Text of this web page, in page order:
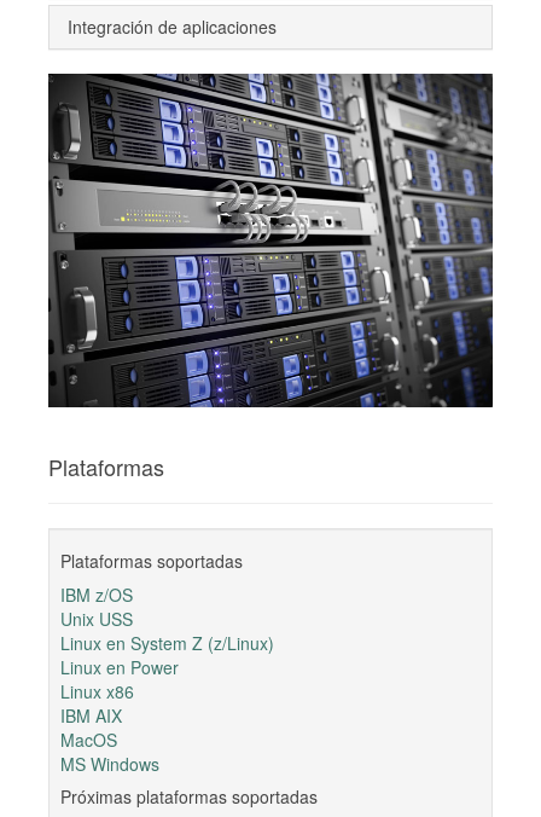
Integración de aplicaciones
Plataformas
Plataformas soportadas
IBM z/OS
Unix USS
Linux en System Z (z/Linux)
Linux en Power
Linux x86
IBM AIX
MacOS
MS Windows
Próximas plataformas soportadas